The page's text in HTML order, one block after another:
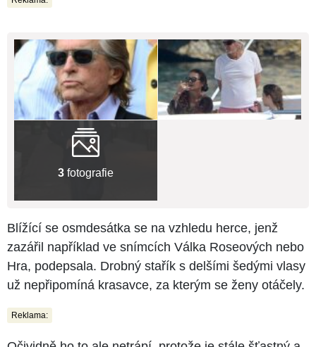
3 fotografie
Blížící se osmdesátka se na vzhledu herce, jenž
zazářil například ve snímcích Válka Roseových nebo
Hra, podepsala. Drobný stařík s delšími šedými vlasy
už nepřipomíná krasavce, za kterým se ženy otáčely.
Reklama: